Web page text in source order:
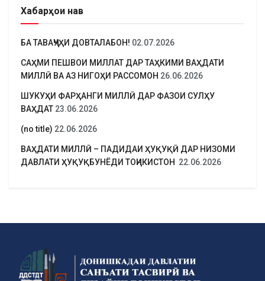
Хабарҳои нав
БА ТАВАҶҶУҲИ ДОВТАЛАБОН! 02.07.2026
САҲМИ ПЕШВОИ МИЛЛАТ ДАР ТАҲКИМИ ВАҲДАТИ
МИЛЛӢ ВА АЗ НИГОҲИ РАССОМОН 26.06.2026
ШУКУҲИ ФАРҲАНГИ МИЛЛӢ ДАР ФАЗОИ СУЛҲУ
ВАҲДАТ 23.06.2026
(no title) 22.06.2026
ВАҲДАТИ МИЛЛӢ – ПАДИДАИ ҲУҚУҚӢ ДАР НИЗОМИ
ДАВЛАТИ ҲУҚУҚБУНЁДИ ТОҶИКИСТОН 22.06.2026